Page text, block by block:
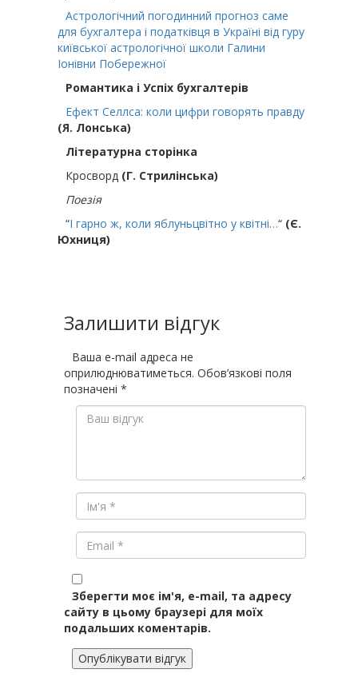
Астрологічний погодинний прогноз саме
для бухгалтера і податківця в Україні від гуру
київської астрологічної школи Галини
Іонівни Побережної
Романтика і Успіх бухгалтерів
Ефект Селлса: коли цифри говорять правду
(Я. Лонська)
Літературна сторінка
Кросворд (Г. Стрилінська)
Поезія
“І гарно ж, коли яблуньцвітно у квітні…“ (Є.
Юхниця)
Залишити відгук
Ваша e-mail адреса не
оприлюднюватиметься. Обов’язкові поля
позначені *
Зберегти моє ім'я, e-mail, та адресу
сайту в цьому браузері для моїх
подальших коментарів.